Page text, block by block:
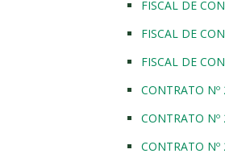
FISCAL DE
FISCAL DE
FISCAL DE
CONTRATO Nº
CONTRATO Nº
CONTRATO Nº